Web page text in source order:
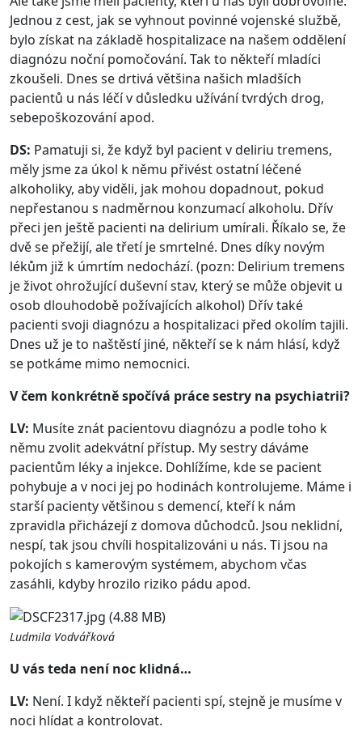
Jednou z cest, jak se vyhnout povinné vojenské službě,
bylo získat na základě hospitalizace na našem oddělení
diagnózu noční pomočování. Tak to někteří mladíci
zkoušeli. Dnes se drtivá většina našich mladších
pacientů u nás léčí v důsledku užívání tvrdých drog,
sebepoškozování apod.
DS: Pamatuji si, že když byl pacient v deliriu tremens,
měly jsme za úkol k němu přivést ostatní léčené
alkoholiky, aby viděli, jak mohou dopadnout, pokud
nepřestanou s nadměrnou konzumací alkoholu. Dřív
přeci jen ještě pacienti na delirium umírali. Říkalo se, že
dvě se přežijí, ale třetí je smrtelné. Dnes díky novým
lékům již k úmrtím nedochází. (pozn: Delirium tremens
je život ohrožující duševní stav, který se může objevit u
osob dlouhodobě požívajících alkohol) Dřív také
pacienti svoji diagnózu a hospitalizaci před okolím tajili.
Dnes už je to naštěstí jiné, někteří se k nám hlásí, když
se potkáme mimo nemocnici.
V čem konkrétně spočívá práce sestry na psychiatrii?
LV: Musíte znát pacientovu diagnózu a podle toho k
němu zvolit adekvátní přístup. My sestry dáváme
pacientům léky a injekce. Dohlížíme, kde se pacient
pohybuje a v noci jej po hodinách kontrolujeme. Máme i
starší pacienty většinou s demencí, kteří k nám
zpravidla přicházejí z domova důchodců. Jsou neklidní,
nespí, tak jsou chvíli hospitalizováni u nás. Ti jsou na
pokojích s kamerovým systémem, abychom včas
zasáhli, kdyby hrozilo riziko pádu apod.
Ludmila Vodvářková
U vás teda není noc klidná…
LV: Není. I když někteří pacienti spí, stejně je musíme v
noci hlídat a kontrolovat.